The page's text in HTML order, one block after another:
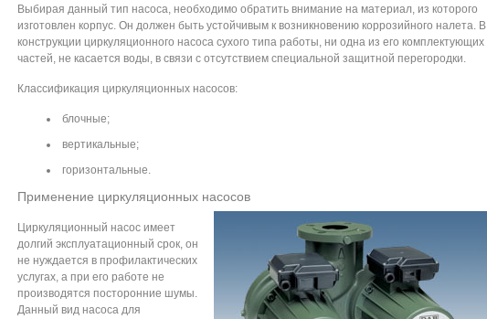
Выбирая данный тип насоса, необходимо обратить внимание на материал, из которого
изготовлен корпус. Он должен быть устойчивым к возникновению коррозийного налета. В
конструкции циркуляционного насоса сухого типа работы, ни одна из его комплектующих
частей, не касается воды, в связи с отсутствием специальной защитной перегородки.
Классификация циркуляционных насосов:
блочные;
вертикальные;
горизонтальные.
Применение циркуляционных насосов
Циркуляционный насос имеет
долгий эксплуатационный срок, он
не нуждается в профилактических
услугах, а при его работе не
производятся посторонние шумы.
Данный вид насоса для